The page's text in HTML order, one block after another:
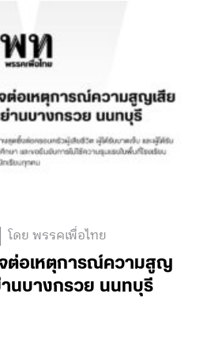
โดย พรรคเพื่อไทย
จต่อเหตุการณ์ความสูญ
นบางกรวย นนทบุรี